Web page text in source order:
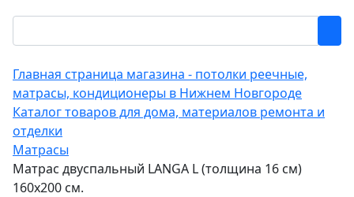
Главная страница магазина - потолки реечные,
матрасы, кондиционеры в Нижнем Новгороде
Каталог товаров для дома, материалов ремонта и
отделки
Матрасы
Матрас двуспальный LANGA L (толщина 16 см)
160х200 см.